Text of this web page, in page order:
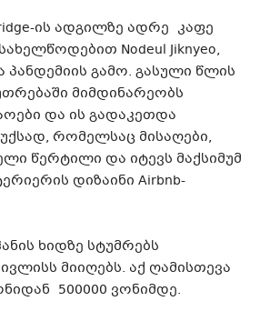
ის ადგილზე ადრე კაფე
Nodeul Jiknyeo,
პანდემიის გამო. გასული წლის
მიმდინარეობს
და ის გადაკეთდა
, რომელსაც მისაღები,
წერტილი და იტევს მაქსიმუმ
დიზაინი Airbnb-
ხიდზე სტუმრებს
მიიღებს. აქ ღამისთევა
500000 ვონიმდე.